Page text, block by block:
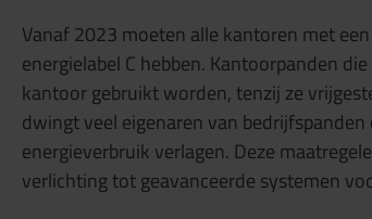
Vanaf 2023 moeten alle kantoren met
energielabel C hebben. Kantoorpanden
kantoor gebruikt worden, tenzij ze
dwingt veel eigenaren van
energieverbruik verlagen. Deze
verlichting tot geavanceerde systemen